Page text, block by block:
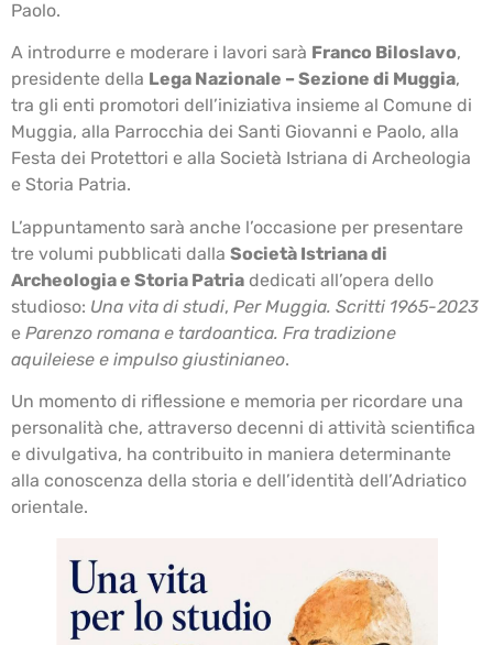
Paolo.
A introdurre e moderare i lavori sarà Franco Biloslavo,
presidente della Lega Nazionale – Sezione di Muggia,
tra gli enti promotori dell’iniziativa insieme al Comune di
Muggia, alla Parrocchia dei Santi Giovanni e Paolo, alla
Festa dei Protettori e alla Società Istriana di Archeologia
e Storia Patria.
L’appuntamento sarà anche l’occasione per presentare
tre volumi pubblicati dalla Società Istriana di
Archeologia e Storia Patria dedicati all’opera dello
studioso: Una vita di studi, Per Muggia. Scritti 1965-2023
e Parenzo romana e tardoantica. Fra tradizione
aquileiese e impulso giustinianeo.
Un momento di riflessione e memoria per ricordare una
personalità che, attraverso decenni di attività scientifica
e divulgativa, ha contribuito in maniera determinante
alla conoscenza della storia e dell’identità dell’Adriatico
orientale.